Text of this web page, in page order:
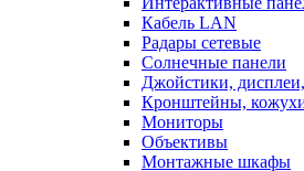
Кабель LAN
Радары сетевые
Солнечные панели
Джойстики,
Кронштейны,
Мониторы
Объективы
Монтажные шкафы